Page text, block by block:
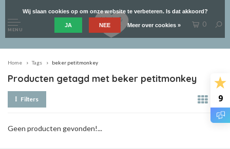
9
MENU
0
Home Tags beker petitmonkey
Producten getagd met beker petitmonkey
Filters
Geen producten gevonden!...
Wij slaan cookies op om onze website te verbeteren. Is dat akkoord?
JA NEE Meer over cookies »